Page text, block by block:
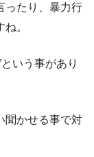
ったり、暴力行
。
いう事があり
聞かせる事で対